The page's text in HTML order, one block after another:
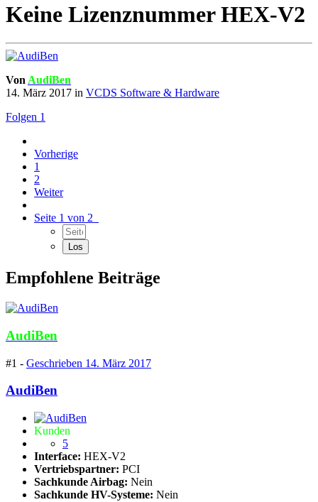
Keine Lizenznummer HEX-V2
VonAudiBen
14. März 2017 in VCDS Software & Hardware
Folgen 1
Vorherige
1
2
Weiter
Seite 1 von 2
Empfohlene Beiträge
AudiBen
#1 - Geschrieben 14. März 2017
AudiBen
Kunden
5
Interface: HEX-V2
Vertriebspartner: PCI
Sachkunde Airbag: Nein
Sachkunde HV-Systeme: Nein